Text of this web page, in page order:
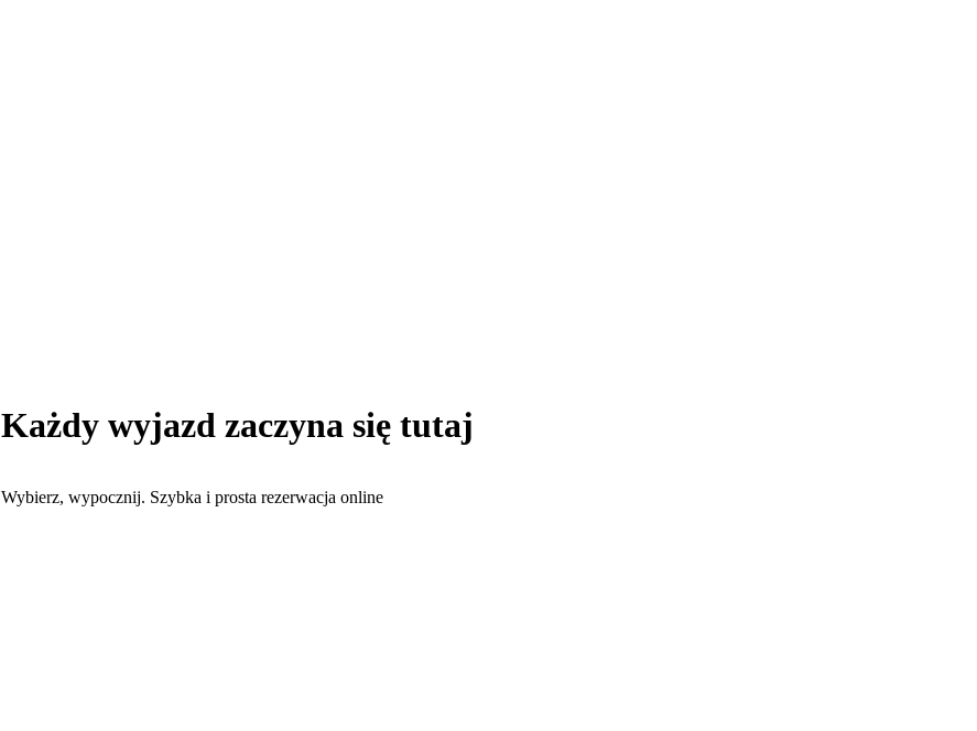
Każdy wyjazd zaczyna się tutaj
Wybierz, wypocznij. Szybka i prosta rezerwacja online